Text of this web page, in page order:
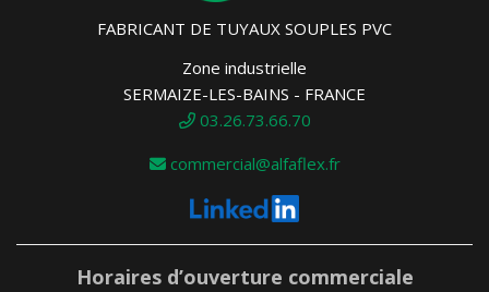
FABRICANT DE TUYAUX SOUPLES PVC
Zone industrielle
SERMAIZE-LES-BAINS - FRANCE
03.26.73.66.70
commercial@alfaflex.fr
Horaires d’ouverture commerciale